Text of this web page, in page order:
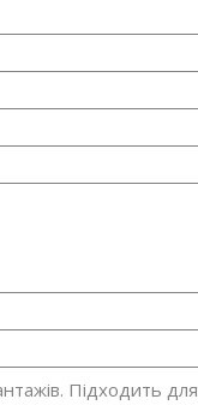
Підходить для